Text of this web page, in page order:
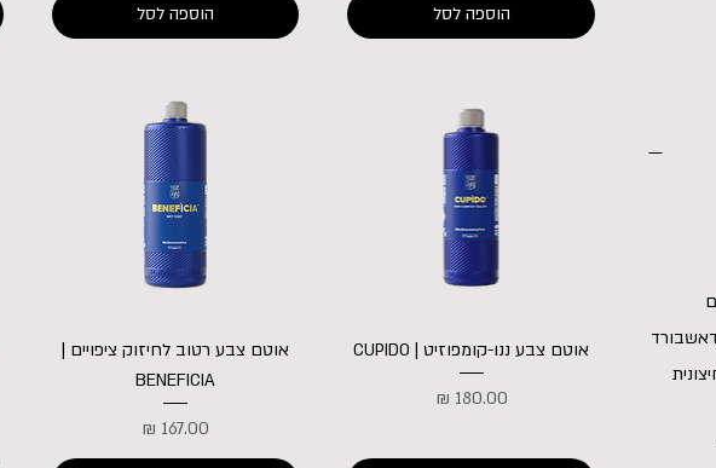
הוספה לסל הוספה לסל
אוטם צבע ננו-קומפוזיט | CUPIDO
מחיר
אוטם צבע רטוב לחיזוק ציפויים |
BENEFICIA
מחיר